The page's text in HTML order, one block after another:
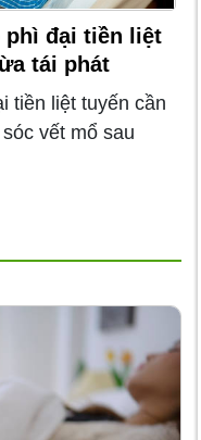
phì đại tiền liệt
tái phát
tiền liệt tuyến cần
vết mổ sau